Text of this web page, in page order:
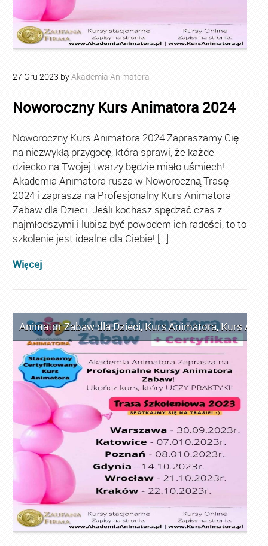
27 Gru 2023 byAkademia Animatora
Noworoczny Kurs Animatora 2024
Noworoczny Kurs Animatora 2024 Zapraszamy Cię
na niezwykłą przygodę, która sprawi, że każde
dziecko na Twojej twarzy będzie miało uśmiech!
Akademia Animatora rusza w Noworoczną Trasę
2024 i zaprasza na Profesjonalny Kurs Animatora
Zabaw dla Dzieci. Jeśli kochasz spędzać czas z
najmłodszymi i lubisz być powodem ich radości, to to
szkolenie jest idealne dla Ciebie! […]
Więcej
Animator Zabaw dla Dzieci,Kurs Animatora,Kurs